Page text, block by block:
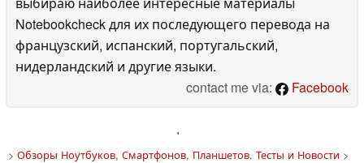
Notebookcheck для их последующего перевода на
французский, испанский, португальский,
нидерландский и другие языки.
contact me via:
Facebook
'
> Обзоры Ноутбуков, Смартфонов, Планшетов. Тесты и Новости>